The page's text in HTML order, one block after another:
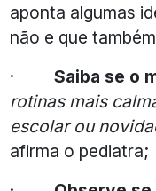
aponta algumas
não e que
· Saiba se o
rotinas mais
escolar ou
afirma o pediatra;